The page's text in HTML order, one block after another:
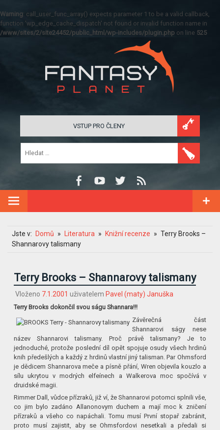
Warning: call_user_func_array() expects parameter 1 to be a valid callback,
function 'wp_edge_cache_dispatch' not found or invalid function name in
/www/sites/2/site24452/public_html/wp-includes/plugin.php on line 525
VSTUP PRO ČLENY
Jste v: Domů Literatura Knižní recenze
Terry Brooks –
Shannarovy talismany
Terry Brooks – Shannarovy talismany
Vloženo 7.1.2001 uživatelem Pavel (maty) Januška
Terry Brooks dokončil svou ságu Shannara!!!
Závěrečná část
Shannarovi ságy nese
název Shannarovi talismany. Proč právě talismany? Je to
jednoduché, protože poslední díl opět spojuje osudy všech hrdinů
knih předešlých a každý z hrdinů vlastní jiný talisman. Par Ohmsford
je dědicem Shannarova meče a písně přání, Wren objevila kouzlo a
sílu ukrytou v modrých elfeínech a Walkerova moc spočívá v
druidské magii.
Rimmer Dall, vůdce přízraků, již ví, že Shannarovi potomci splnili vše,
co jim bylo zadáno Allanonovym duchem a mají moc k zničení
přízraků a všeho co napáchali. Tomu musí První stopař zabránit,
proto musí zajistit, aby se Ohmsfordovi nesetkali a předali si